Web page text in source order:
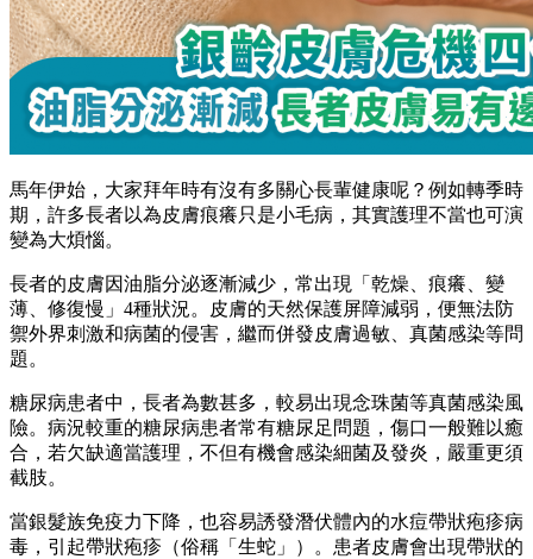
馬年伊始，大家拜年時有沒有多關心長輩健康呢？例如轉季時
期，許多長者以為皮膚痕癢只是小毛病，其實護理不當也可演
變為大煩惱。
長者的皮膚因油脂分泌逐漸減少，常出現「乾燥、痕癢、變
薄、修復慢」4種狀況。皮膚的天然保護屏障減弱，便無法防
禦外界刺激和病菌的侵害，繼而併發皮膚過敏、真菌感染等問
題。
糖尿病患者中，長者為數甚多，較易出現念珠菌等真菌感染風
險。病況較重的糖尿病患者常有糖尿足問題，傷口一般難以癒
合，若欠缺適當護理，不但有機會感染細菌及發炎，嚴重更須
截肢。
當銀髮族免疫力下降，也容易誘發潛伏體內的水痘帶狀疱疹病
毒，引起帶狀疱疹（俗稱「生蛇」）。患者皮膚會出現帶狀的